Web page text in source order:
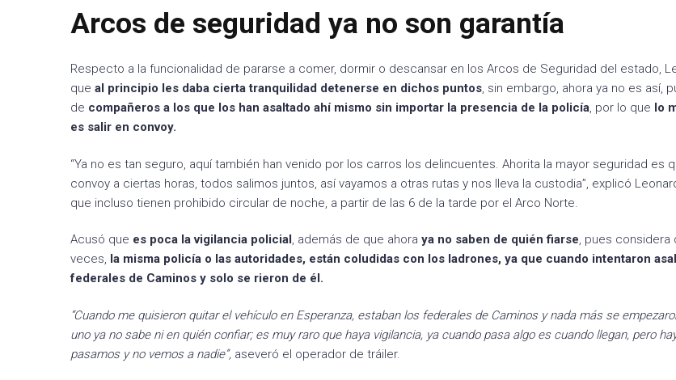
Arcos de seguridad ya no son garantía
Respecto a la funcionalidad de pararse a comer, dormir o descansar en los Arcos de Seguridad del estado,
que al principio les daba cierta tranquilidad detenerse en dichos puntos, sin embargo, ahora ya no es así,
de compañeros a los que los han asaltado ahí mismo sin importar la presencia de la policía, por lo que lo
es salir en convoy.
“Ya no es tan seguro, aquí también han venido por los carros los delincuentes. Ahorita la mayor seguridad es
convoy a ciertas horas, todos salimos juntos, así vayamos a otras rutas y nos lleva la custodia”, explicó
que incluso tienen prohibido circular de noche, a partir de las 6 de la tarde por el Arco Norte.
Acusó que es poca la vigilancia policial, además de que ahora ya no saben de quién fiarse, pues considera
veces, la misma policía o las autoridades, están coludidas con los ladrones, ya que cuando intentaron
federales de Caminos y solo se rieron de él.
“Cuando me quisieron quitar el vehículo en Esperanza, estaban los federales de Caminos y nada más se
uno ya no sabe ni en quién confiar; es muy raro que haya vigilancia, ya cuando pasa algo es cuando llegan, pero
pasamos y no vemos a nadie”, aseveró el operador de tráiler.